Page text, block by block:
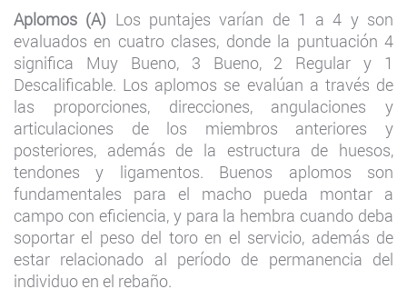
Aplomos (A) Los puntajes varían de 1 a 4 y son
evaluados en cuatro clases, donde la puntuación 4
significa Muy Bueno, 3 Bueno, 2 Regular y 1
Descalificable. Los aplomos se evalúan a través de
las proporciones, direcciones, angulaciones y
articulaciones de los miembros anteriores y
posteriores, además de la estructura de huesos,
tendones y ligamentos. Buenos aplomos son
fundamentales para el macho pueda montar a
campo con eficiencia, y para la hembra cuando deba
soportar el peso del toro en el servicio, además de
estar relacionado al período de permanencia del
individuo en el rebaño.